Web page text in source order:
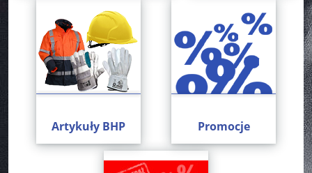
Artykuły BHP Promocje